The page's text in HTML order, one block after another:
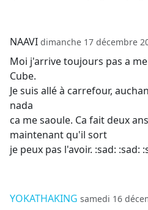
NAAVI dimanche 17 décembre
Moi j'arrive toujours pas a
Cube.
Je suis allé à carrefour,
nada
ca me saoule. Ca fait deux
maintenant qu'il sort
je peux pas l'avoir. :sad: :sad:
YOKATHAKING samedi 16